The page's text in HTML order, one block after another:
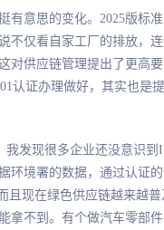
有意思的变化。2025版标
不仅看自家工厂的排放，
对供应链管理提出了更高
认证办理做好，其实也是
我发现很多企业还没意识到
环境署的数据，通过认证
且现在绿色供应链越来越
拿不到。有个做汽车零部